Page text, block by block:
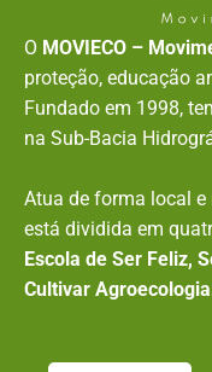
O MOVIECO –
proteção, educação
Fundado em 1998,
na Sub-Bacia
Atua de forma local
está dividida em
Escola de Ser Feliz,
Cultivar